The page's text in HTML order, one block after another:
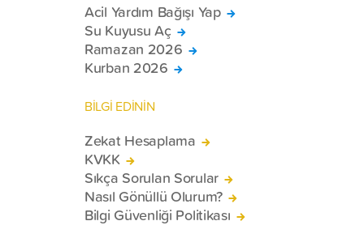
Acil Yardım Bağışı Yap
Su Kuyusu Aç
Ramazan 2026
Kurban 2026
BİLGİ EDİNİN
Zekat Hesaplama
KVKK
Sıkça Sorulan Sorular
Nasıl Gönüllü Olurum?
Bilgi Güvenliği Politikası